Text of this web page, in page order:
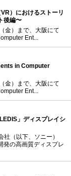
）におけるストーリ
後編〜
金）まで、大阪にて
Ent...
in Computer
金）まで、大阪にて
Ent...
」ディスプレイシ
（以下、ソニー）
発の高画質ディスプレ